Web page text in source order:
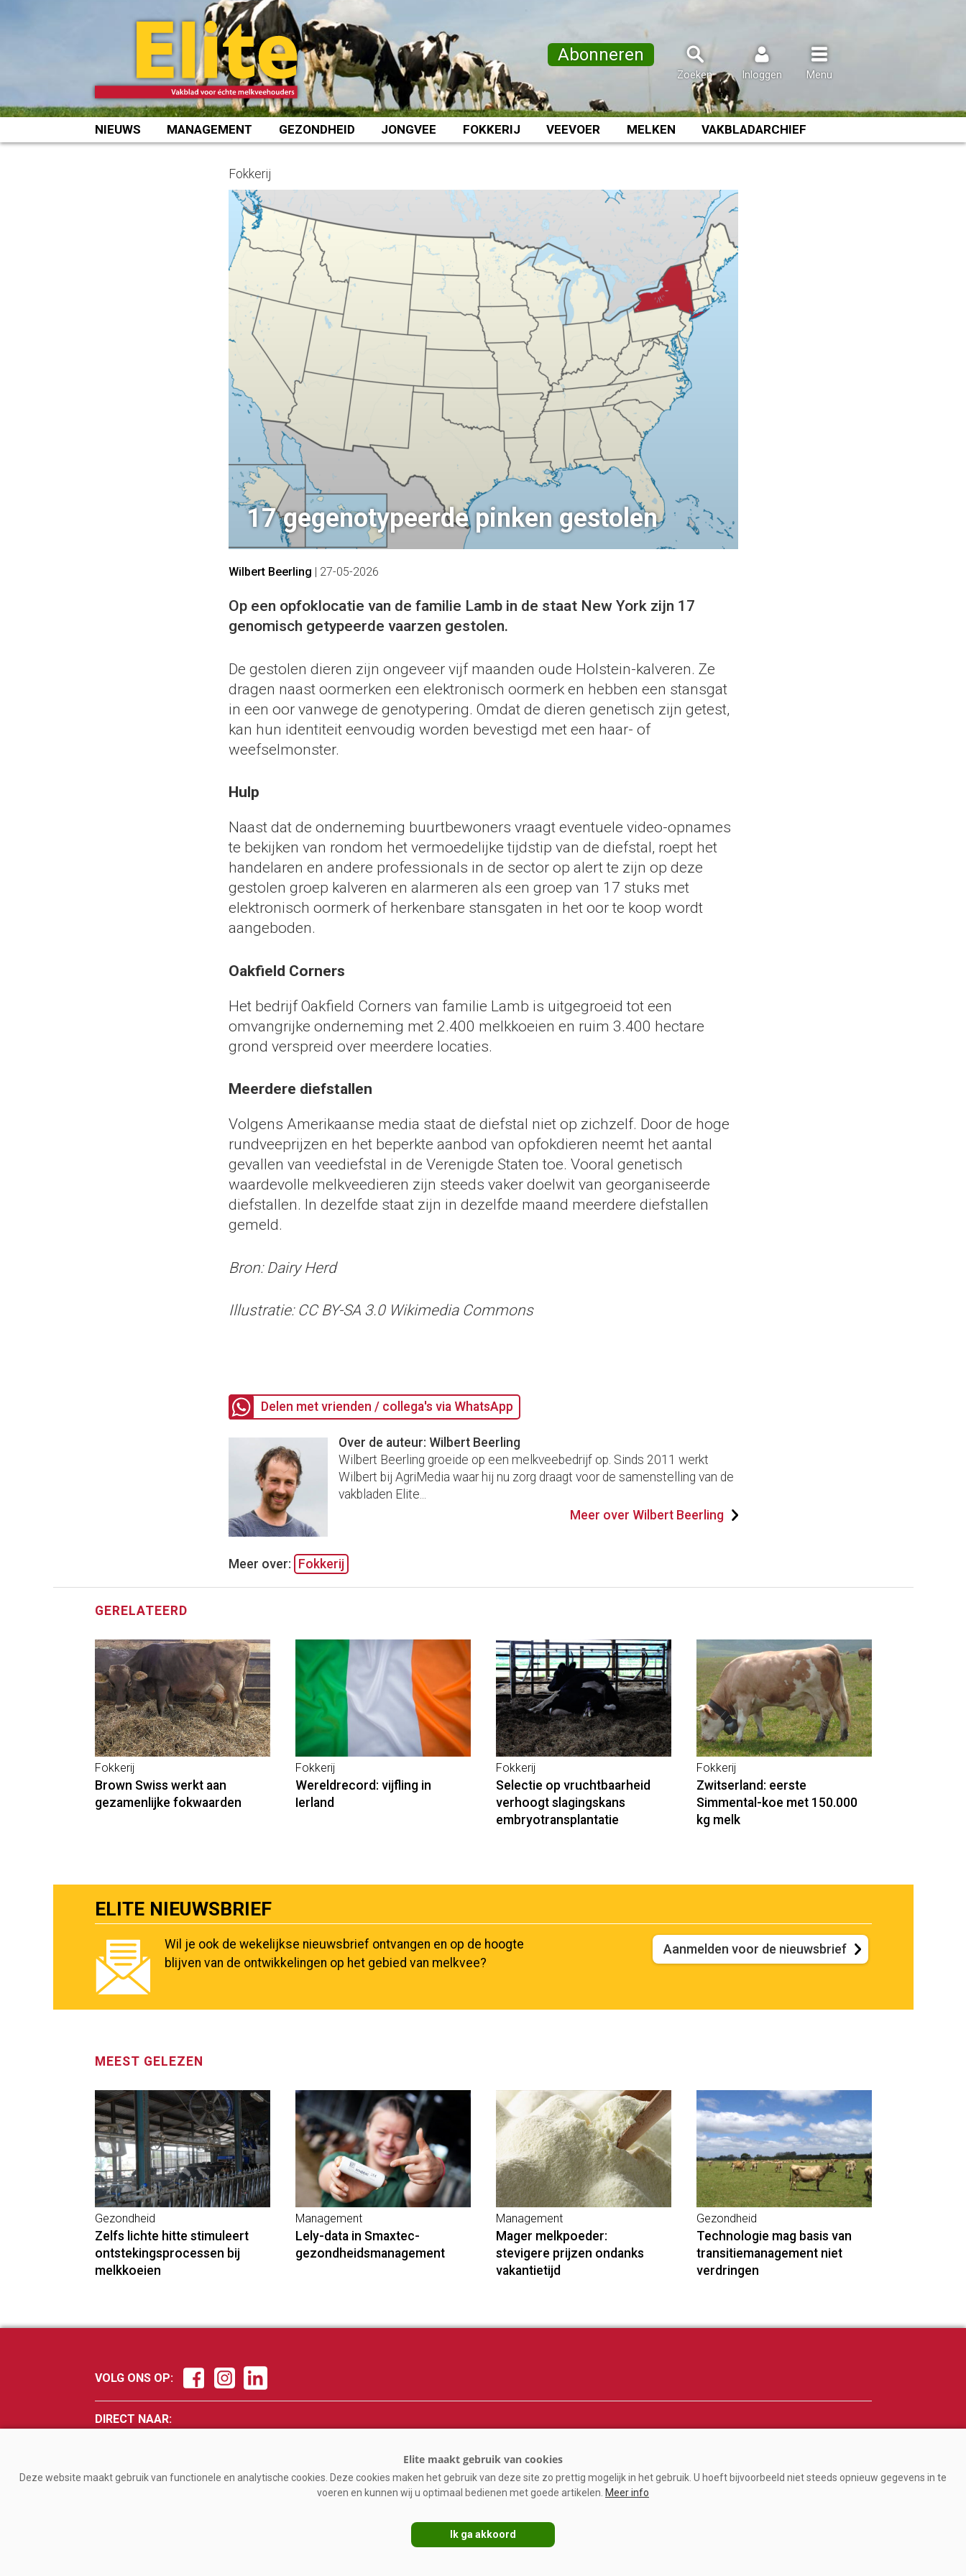
Abonneren
Zoeken Inloggen Menu
NIEUWS MANAGEMENT GEZONDHEID JONGVEE FOKKERIJ VEEVOER MELKEN VAKBLADARCHIEF
Fokkerij
17 gegenotypeerde pinken gestolen
Wilbert Beerling | 27-05-2026
Op een opfoklocatie van de familie Lamb in de staat New York zijn 17
genomisch getypeerde vaarzen gestolen.
De gestolen dieren zijn ongeveer vijf maanden oude Holstein-kalveren. Ze
dragen naast oormerken een elektronisch oormerk en hebben een stansgat
in een oor vanwege de genotypering. Omdat de dieren genetisch zijn getest,
kan hun identiteit eenvoudig worden bevestigd met een haar- of
weefselmonster.
Hulp
Naast dat de onderneming buurtbewoners vraagt eventuele video-opnames
te bekijken van rondom het vermoedelijke tijdstip van de diefstal, roept het
handelaren en andere professionals in de sector op alert te zijn op deze
gestolen groep kalveren en alarmeren als een groep van 17 stuks met
elektronisch oormerk of herkenbare stansgaten in het oor te koop wordt
aangeboden.
Oakfield Corners
Het bedrijf Oakfield Corners van familie Lamb is uitgegroeid tot een
omvangrijke onderneming met 2.400 melkkoeien en ruim 3.400 hectare
grond verspreid over meerdere locaties.
Meerdere diefstallen
Volgens Amerikaanse media staat de diefstal niet op zichzelf. Door de hoge
rundveeprijzen en het beperkte aanbod van opfokdieren neemt het aantal
gevallen van veediefstal in de Verenigde Staten toe. Vooral genetisch
waardevolle melkveedieren zijn steeds vaker doelwit van georganiseerde
diefstallen. In dezelfde staat zijn in dezelfde maand meerdere diefstallen
gemeld.
Bron: Dairy Herd
Illustratie: CC BY-SA 3.0 Wikimedia Commons
Delen met vrienden / collega's via WhatsApp
Over de auteur: Wilbert Beerling
Wilbert Beerling groeide op een melkveebedrijf op. Sinds 2011 werkt
Wilbert bij AgriMedia waar hij nu zorg draagt voor de samenstelling van de
vakbladen Elite...
Meer over Wilbert Beerling
Meer over: Fokkerij
GERELATEERD
Fokkerij
Brown Swiss werkt aan
gezamenlijke fokwaarden
Fokkerij
Wereldrecord: vijfling in
Ierland
Fokkerij
Selectie op vruchtbaarheid
verhoogt slagingskans
embryotransplantatie
Fokkerij
Zwitserland: eerste
Simmental-koe met 150.000
kg melk
ELITE NIEUWSBRIEF
Wil je ook de wekelijkse nieuwsbrief ontvangen en op de hoogte
blijven van de ontwikkelingen op het gebied van melkvee?
Aanmelden voor de nieuwsbrief
MEEST GELEZEN
Gezondheid
Zelfs lichte hitte stimuleert
ontstekingsprocessen bij
melkkoeien
Management
Lely-data in Smaxtec-
gezondheidsmanagement
Management
Mager melkpoeder:
stevigere prijzen ondanks
vakantietijd
Gezondheid
Technologie mag basis van
transitiemanagement niet
verdringen
VOLG ONS OP:
DIRECT NAAR:
Gezondheid
Kennispartners
Deze website maakt gebruik van functionele en analytische cookies. Deze cookies maken het gebruik van deze site zo prettig mogelijk in het gebruik. U hoeft bijvoorbeeld niet steeds opnieuw gegevens in te
voeren en kunnen wij u optimaal bedienen met goede artikelen. Meer info
Ik ga akkoord